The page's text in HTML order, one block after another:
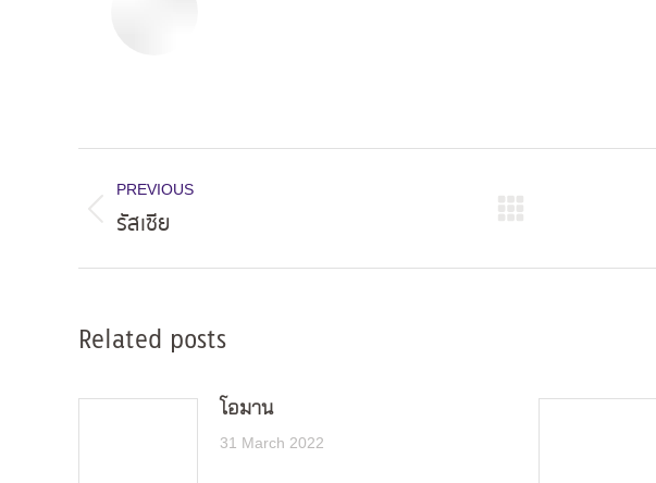
navigation
PREVIOUS
Previous
รัสเซีย
Related posts
โอมาน
31 March 2022